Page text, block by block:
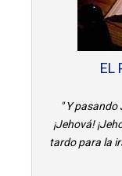
EL
" Y
¡Jehová!
tardo para la